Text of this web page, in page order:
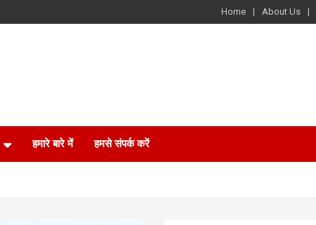
Home About Us
हमारे बारे में हमसे संपर्क करें